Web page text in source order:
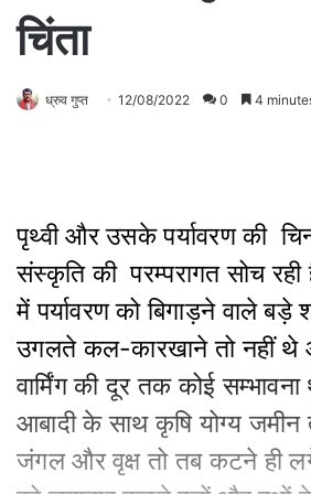
चिंता
ध्रुव गुप्त 12/08/2022 0 4
पृथ्वी और उसके पर्यावरण की
संस्कृति की परम्परागत सोच रही
में पर्यावरण को बिगाड़ने वाले
उगलते कल-कारखाने तो नहीं थे
वार्मिंग की दूर तक कोई
आबादी के साथ कृषि योग्य
जंगल और वृक्ष तो तब कटने ही